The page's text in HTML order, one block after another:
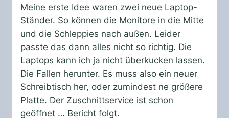
Meine erste Idee waren zwei neue Laptop-
Ständer. So können die Monitore in die Mitte
und die Schleppies nach außen. Leider
passte das dann alles nicht so richtig. Die
Laptops kann ich ja nicht überkucken lassen.
Die Fallen herunter. Es muss also ein neuer
Schreibtisch her, oder zumindest ne größere
Platte. Der Zuschnittservice ist schon
geöffnet … Bericht folgt.